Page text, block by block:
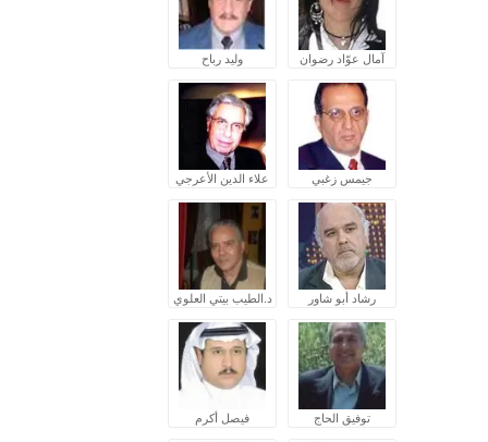
آمال عوّاد رضوان وليد رباح
جيمس زغبي علاء الدين الأعرجي
رشاد أبو شاور د.الطيب بيتي العلوي
توفيق الحاج فيصل أكرم